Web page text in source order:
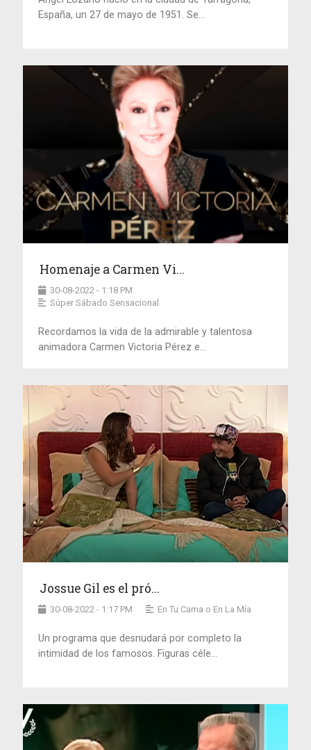
España, un 27 de mayo de 1951. Se...
Homenaje a Carmen Vi...
30-08-2022 - 1:18 PM
Súper Sábado Sensacional
Recordamos la vida de la admirable y talentosa
animadora Carmen Victoria Pérez e...
Jossue Gil es el pró...
30-08-2022 - 1:17 PM En Tu Cama o En La Mía
Un programa que desnudará por completo la
intimidad de los famosos. Figuras céle...